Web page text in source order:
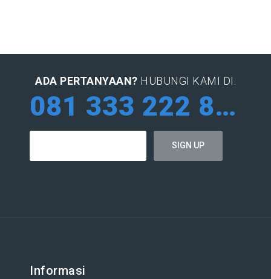
ADA PERTANYAAN? HUBUNGI KAMI DI:
081 333 222 884
Informasi